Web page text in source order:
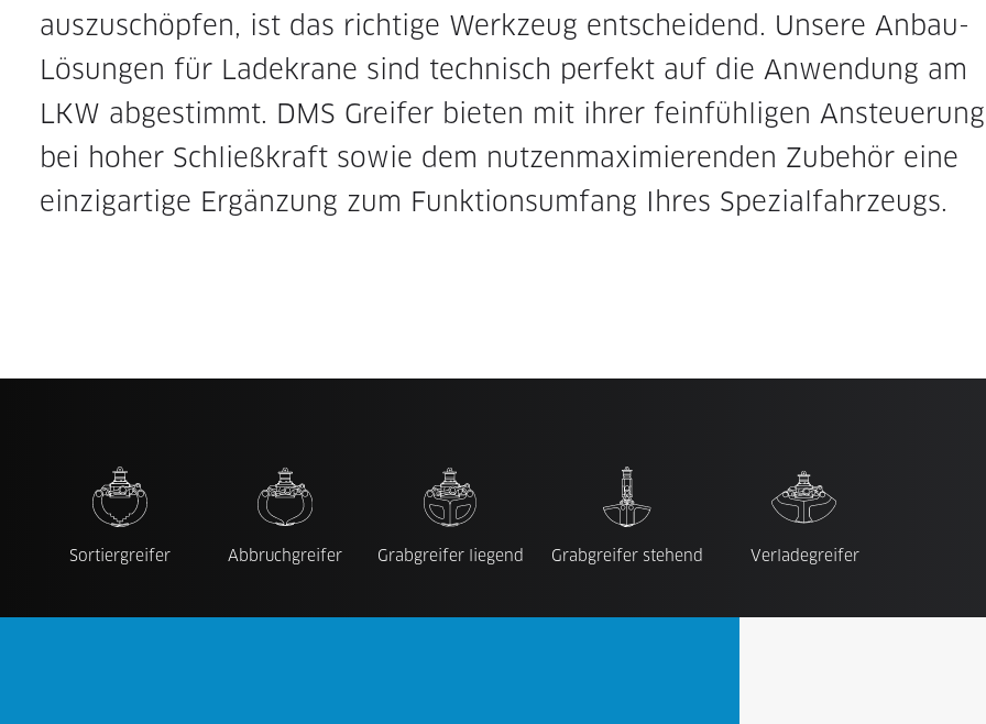
auszuschöpfen, ist das richtige Werkzeug entscheidend. Unsere Anbau-
Lösungen für Ladekrane sind technisch perfekt auf die Anwendung am
LKW abgestimmt. DMS Grei­fer bieten mit ihrer feinfühligen Ansteu­erung
bei hoher Schließkraft sowie dem nutzenmaximierenden Zubehör eine
einzigartige Ergänzung zum Funktionsumfang Ihres Spezialfahrzeugs.
Sortiergreifer Abbruchgreifer Grabgreifer liegend Grabgreifer stehend Verladegreifer